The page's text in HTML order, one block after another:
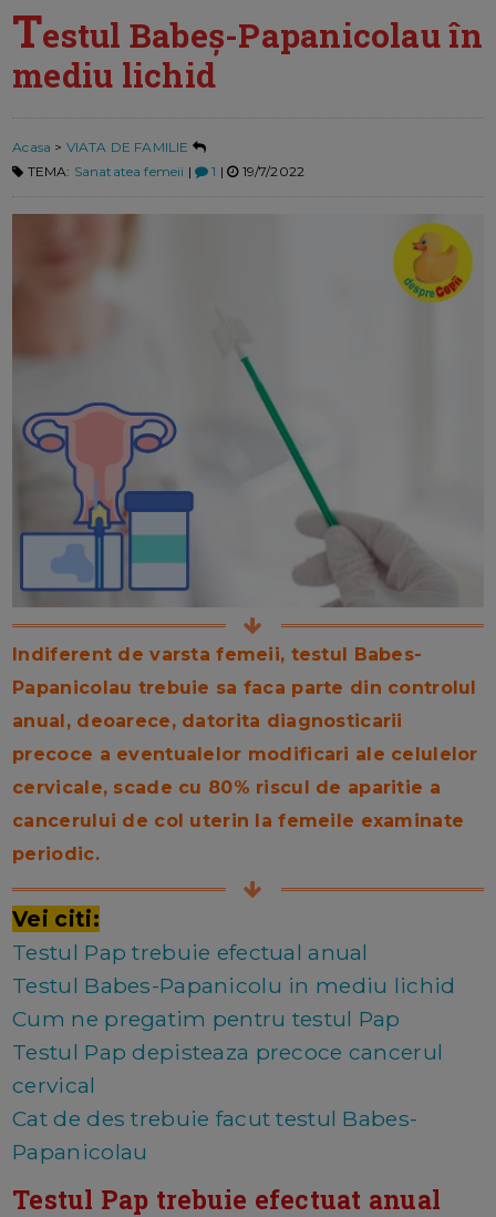
Testul Babeș-Papanicolau în
mediu lichid
Acasa > VIATA DE FAMILIE
TEMA: Sanatatea femeii | 1 | 19/7/2022
Indiferent de varsta femeii, testul Babes-
Papanicolau trebuie sa faca parte din controlul
anual, deoarece, datorita diagnosticarii
precoce a eventualelor modificari ale celulelor
cervicale, scade cu 80% riscul de aparitie a
cancerului de col uterin la femeile examinate
periodic.
Vei citi:
Testul Pap trebuie efectual anual
Testul Babes-Papanicolu in mediu lichid
Cum ne pregatim pentru testul Pap
Testul Pap depisteaza precoce cancerul
cervical
Cat de des trebuie facut testul Babes-
Papanicolau
Testul Pap trebuie efectuat anual